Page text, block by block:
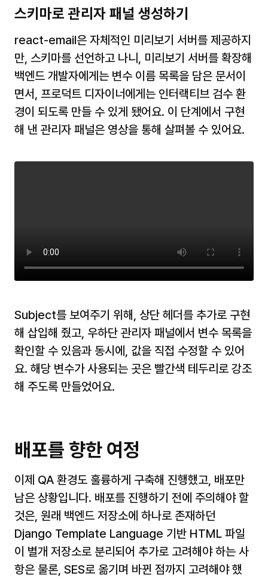
스키마로 관리자 패널 생성하기
react-email은 자체적인 미리보기 서버를 제공하지
만, 스키마를 선언하고 나니, 미리보기 서버를 확장해
백엔드 개발자에게는 변수 이름 목록을 담은 문서이
면서, 프로덕트 디자이너에게는 인터랙티브 검수 환
경이 되도록 만들 수 있게 됐어요. 이 단계에서 구현
해 낸 관리자 패널은 영상을 통해 살펴볼 수 있어요.
Subject를 보여주기 위해, 상단 헤더를 추가로 구현
해 삽입해 줬고, 우하단 관리자 패널에서 변수 목록을
확인할 수 있음과 동시에, 값을 직접 수정할 수 있어
요. 해당 변수가 사용되는 곳은 빨간색 테두리로 강조
해 주도록 만들었어요.
배포를 향한 여정
이제 QA 환경도 훌륭하게 구축해 진행했고, 배포만
남은 상황입니다. 배포를 진행하기 전에 주의해야 할
것은, 원래 백엔드 저장소에 하나로 존재하던
Django Template Language 기반 HTML 파일
이 별개 저장소로 분리되어 추가로 고려해야 하는 사
항은 물론, SES로 옮기며 바뀐 점까지 고려해야 했